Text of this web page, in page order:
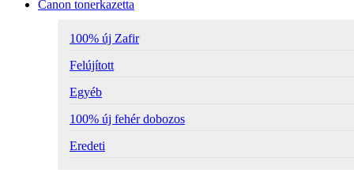
Canon tonerkazetta
100% új Zafir
Felújított
Egyéb
100% új fehér dobozos
Eredeti